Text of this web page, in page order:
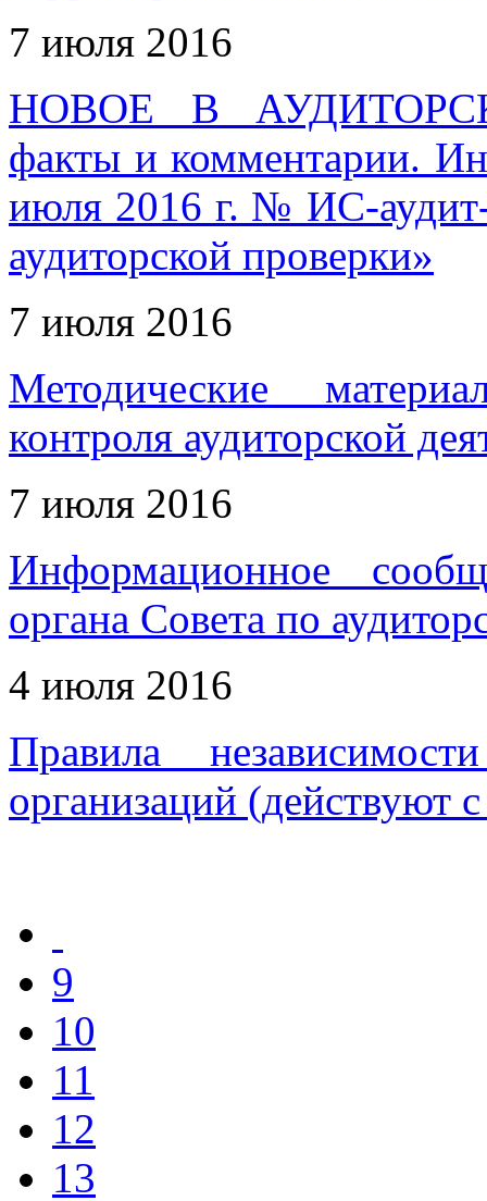
7 июля 2016
НОВОЕ В
факты и комментарии.
июля 2016 г. № ИС-
аудиторской проверки»
7 июля 2016
Методические
контроля аудиторской
7 июля 2016
Информационное
органа Совета по
4 июля 2016
Правила
организаций (действуют
9
10
11
12
13